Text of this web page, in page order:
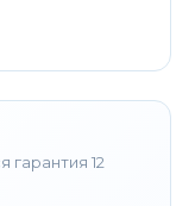
гарантия 12